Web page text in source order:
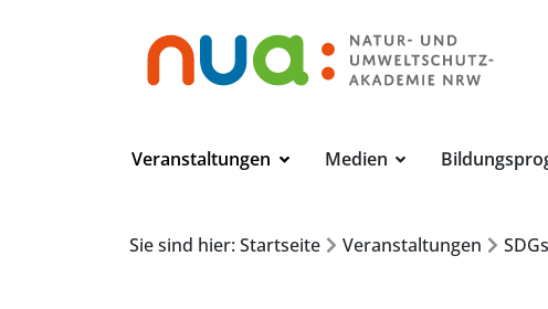
Veranstaltungen Medien
Sie sind hier: Startseite Veranstaltungen SDGs